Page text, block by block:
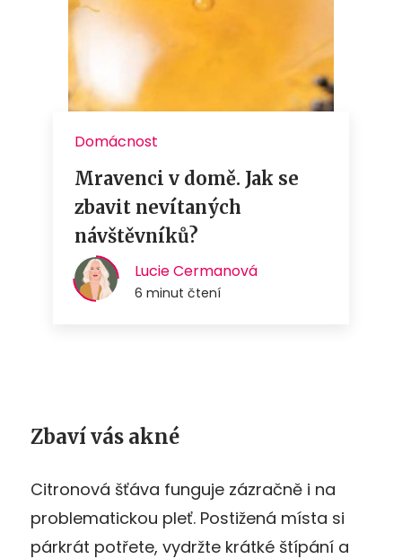
Zbaví vás akné
Citronová šťáva funguje zázračně i na
problematickou pleť. Postižená místa si
párkrát potřete, vydržte krátké štípání a